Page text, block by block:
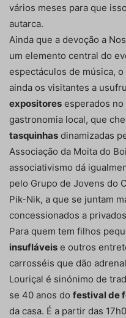
vários meses para que
autarca.
Ainda que a devoção a
um elemento central do
espectáculos de música,
ainda os visitantes a
expositores esperados no
gastronomia local, que
tasquinhas dinamizadas
Associação da Moita do
associativismo dá
pelo Grupo de Jovens do
Pik-Nik, a que se juntam
concessionados a
Para quem tem filhos
insufláveis e outros
carrosséis que dão
Louriçal é sinónimo de
se 40 anos do festival de
da casa. É a partir das